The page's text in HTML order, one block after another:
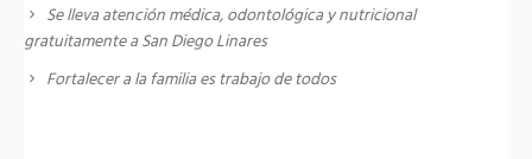
Se lleva atención médica, odontológica y nutricional
gratuitamente a San Diego Linares
Fortalecer a la familia es trabajo de todos